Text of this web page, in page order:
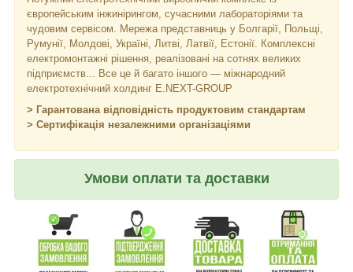
європейським інжинірингом, сучасними лабораторіями та
чудовим сервісом. Мережа представниць у Болгарії, Польщі,
Румунії, Молдові, Україні, Литві, Латвії, Естонії. Комплексні
електромонтажні рішення, реалізовані на сотнях великих
підприємств... Все це й багато іншого — міжнародний
електротехнічний холдинг E.NEXT-GROUP
> Гарантована відповідність продуктовим стандартам
> Сертифікація незалежними організаціями
Умови оплати та доставки